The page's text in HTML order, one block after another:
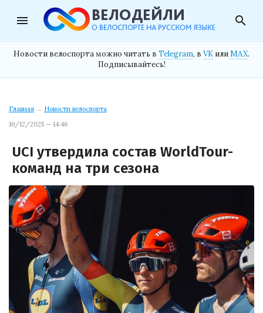
menu search
Новости велоспорта можно читать в Telegram, в VK илиMAX.
Подписывайтесь!
Главная → Новости велоспорта
10/12/2025 — 14:46
UCI утвердила состав WorldTour-
команд на три сезона